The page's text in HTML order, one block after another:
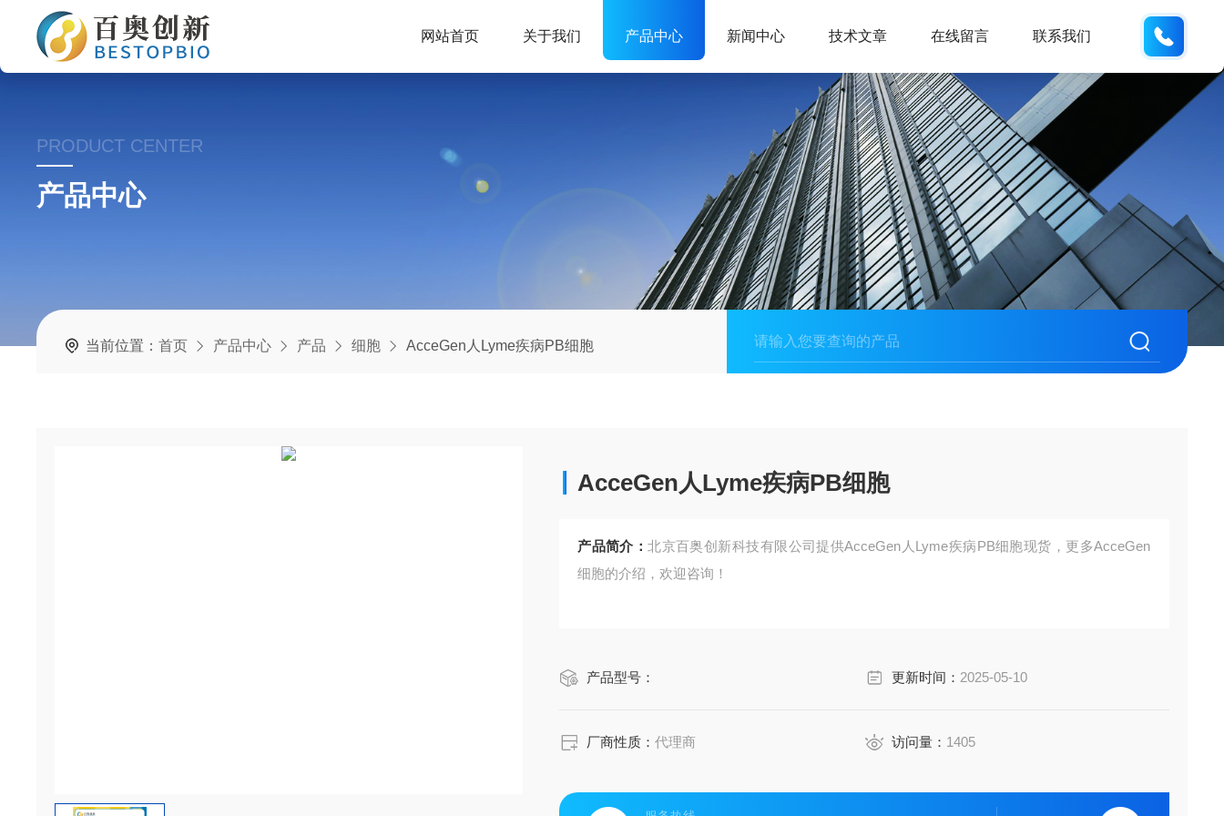
网站首页 关于我们 产品中心 新闻中心 技术文章 在线留言 联系我们
PRODUCT CENTER
产品中心
当前位置：首页 产品中心 产品 细胞 AcceGen人Lyme疾病PB细胞
AcceGen人Lyme疾病PB细胞
产品简介：北京百奥创新科技有限公司提供AcceGen人Lyme疾病PB细胞现货，更多AcceGen
细胞的介绍，欢迎咨询！
产品型号： 更新时间： 2025-05-10
厂商性质：代理商 访问量： 1405